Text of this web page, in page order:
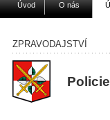
Úvod O nás
ZPRAVODAJSTVÍ